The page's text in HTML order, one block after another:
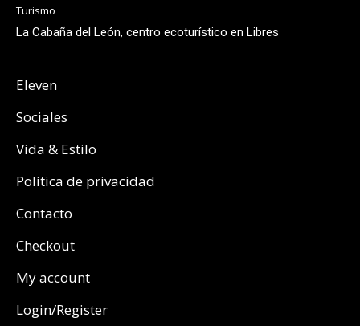
Turismo
La Cabaña del León, centro ecoturístico en Libres
Eleven
Sociales
Vida & Estilo
Política de privacidad
Contacto
Checkout
My account
Login/Register